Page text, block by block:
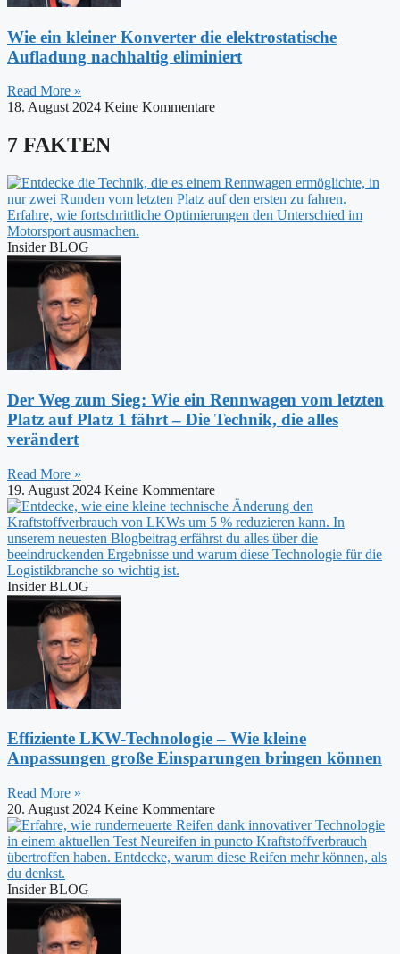
Wie ein kleiner Konverter die elektrostatische
Aufladung nachhaltig eliminiert
Read More »
18. August 2024 Keine Kommentare
7 FAKTEN
Insider BLOG
Der Weg zum Sieg: Wie ein Rennwagen vom letzten
Platz auf Platz 1 fährt – Die Technik, die alles
verändert
Read More »
19. August 2024 Keine Kommentare
Insider BLOG
Effiziente LKW-Technologie – Wie kleine
Anpassungen große Einsparungen bringen können
Read More »
20. August 2024 Keine Kommentare
Insider BLOG